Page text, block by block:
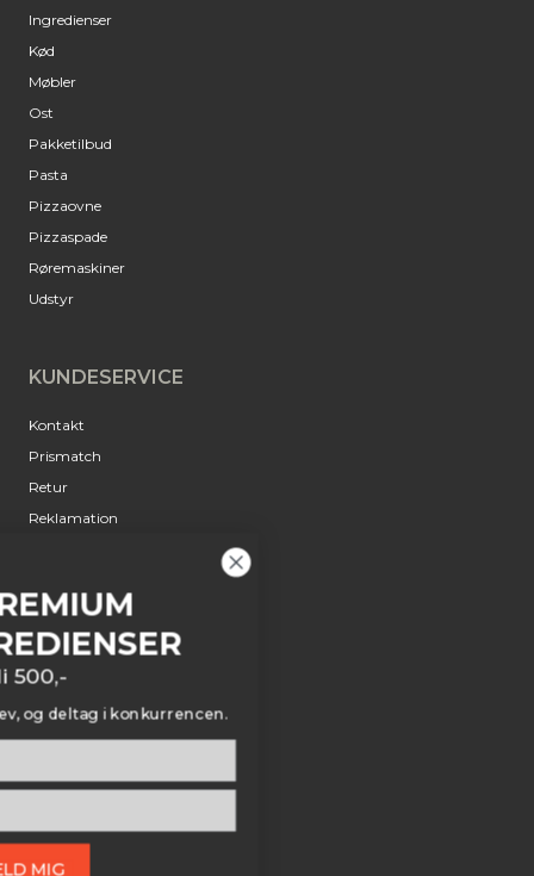
Ingredienser
Kød
Møbler
Ost
Pakketilbud
Pasta
Pizzaovne
Pizzaspade
Røremaskiner
Udstyr
KUNDESERVICE
Kontakt
Prismatch
Retur
Reklamation
INFORMATION
Jobs
Betingelser
Fødevarekontrol
VIND PREMIUM
PIZZAINGREDIENSER
dig vores nyhedsbrev, og deltag i konkurrencen.